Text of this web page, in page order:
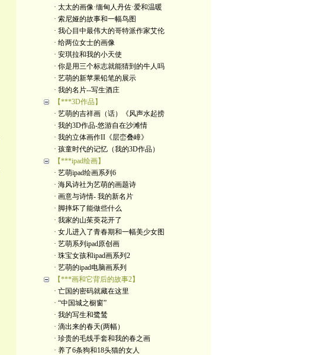
· 太太的画像·缅甸人丹佐·爱和温暖
· 索尼娅的故事和一幅鸟图
· 我心目中最伟大的哥特派作家艾伦
· 给两位女士的画像
· 安琪拉和我的小天使
· 你是用三个标志就能猜到的牛人吗
· 艺萌的新苹果铅笔的展示
· 我的名片--写生酒庄
【***3D作品】
· 艺萌的吉祥画（话）《风声水起捞
· 我的3D作品-悠游自在沙滩情
· 我的立体画作II《层峦叠嶂》
· 孩童时代的记忆（我的3D作品）
【***ipad绘画】
· 艺萌ipad绘画系列6
· 海风诗社为艺萌的画题诗
· 画意与诗情- 我的新名片
· 脚摔坏了能做些什么
· 我家的山茱萸花开了
· 女儿进入了青春期和一幅美少女图
· 艺萌系列ipad原创画
· 珠宝女孩和ipad画系列2
· 艺萌的ipad电脑画系列
【***画和它背后的故事2】
· 亡国的密码就藏在这里
· “中国城之橱窗”
· 我的写生和鹭鸶
· 滴出来的春天(两幅）
· 珍贵的毛线手套和我的春之画
· 养了6条狗和18头猫的女人